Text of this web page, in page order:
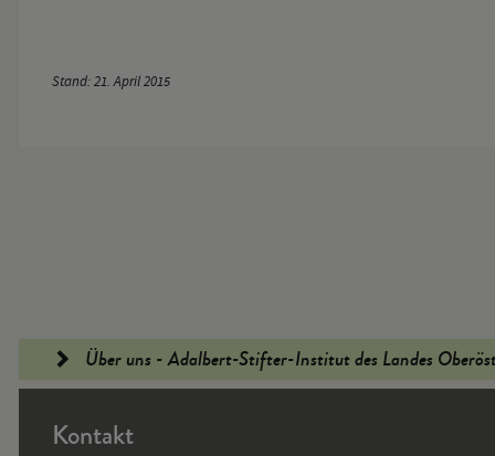
Stand: 21. April 2015
Fußleiste Über uns - Adalbert-Stifter-Institut des Landes
Kontakt